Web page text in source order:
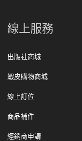
線上服務
出版社商城
蝦皮購物商城
線上訂位
商品補件
經銷商申請